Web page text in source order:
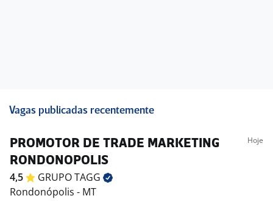
Vagas publicadas recentemente
PROMOTOR DE TRADE MARKETING
RONDONOPOLIS
Hoje
4,5 GRUPOTAGG
Rondonópolis - MT